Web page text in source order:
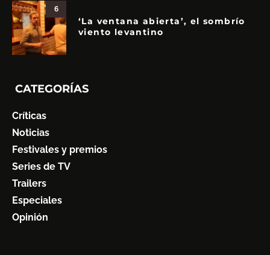
6
‘La ventana abierta’, el sombrío
viento levantino
CATEGORÍAS
Críticas
Noticias
Festivales y premios
Series de TV
Trailers
Especiales
Opinión